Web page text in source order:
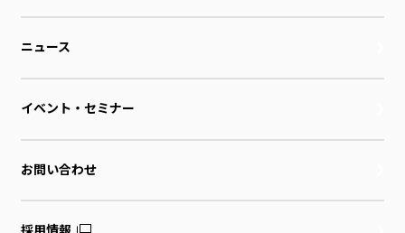
ニュース
イベント・セミナー
お問い合わせ